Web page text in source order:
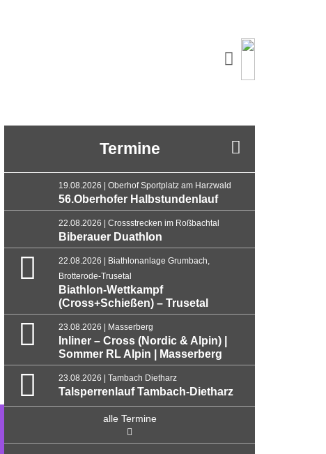
Termine
19.08.2026 | Oberhof Sportplatz am Harzwald
56.Oberhofer Halbstundenlauf
22.08.2026 | Crossstrecken im Roßbachtal
Biberauer Duathlon
22.08.2026 | Biathlonanlage Grumbach,
Brotterode-Trusetal
Biathlon-Wettkampf
(Cross+Schießen) – Trusetal
23.08.2026 | Masserberg
Inliner – Cross (Nordic & Alpin) |
Sommer RL Alpin | Masserberg
23.08.2026 | Tambach Dietharz
Talsperrenlauf Tambach-Dietharz
alle Termine